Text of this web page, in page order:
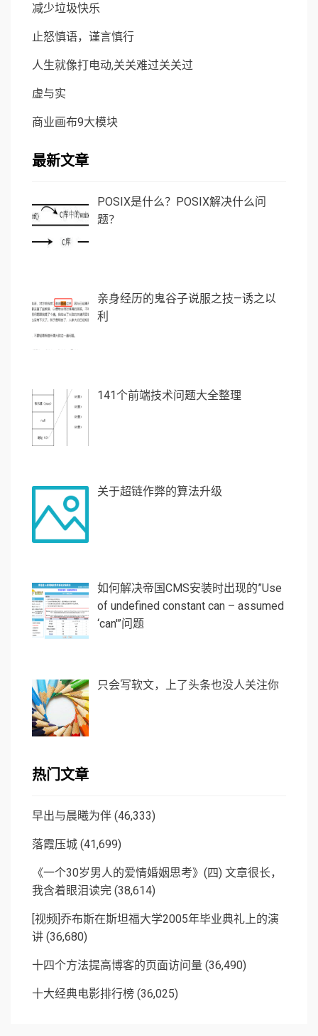
减少垃圾快乐
止怒慎语，谨言慎行
人生就像打电动,关关难过关关过
虚与实
商业画布9大模块
最新文章
POSIX是什么？POSIX解决什么问
题？
亲身经历的鬼谷子说服之技—诱之以
利
141个前端技术问题大全整理
关于超链作弊的算法升级
如何解决帝国CMS安装时出现的”Use
of undefined constant can – assumed
‘can'”问题
只会写软文，上了头条也没人关注你
热门文章
早出与晨曦为伴 (46,333)
落霞压城 (41,699)
《一个30岁男人的爱情婚姻思考》(四) 文章很长，
我含着眼泪读完 (38,614)
[视频]乔布斯在斯坦福大学2005年毕业典礼上的演
讲 (36,680)
十四个方法提高博客的页面访问量 (36,490)
十大经典电影排行榜 (36,025)